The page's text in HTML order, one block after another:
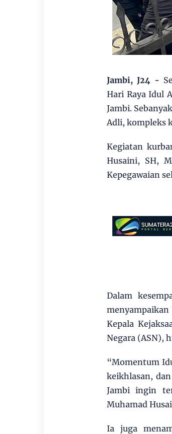
Jambi, J24 -
Hari Raya Idul
Jambi.
Adli, kompleks
Kegiatan
Husaini, SH,
Kepegawaian
Dalam
Kepala
Negara (ASN),
“Momentum
keikhlasan,
Jambi ingin
Muhamad
Ia juga